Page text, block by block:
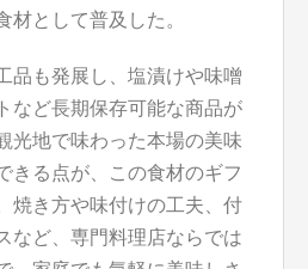
材として普及した。
品も発展し、塩漬けや味噌
など長期保存可能な商品が
光地で味わった本場の美味
きる点が、この食材のギフ
焼き方や味付けの工夫、付
など、専門料理店ならでは